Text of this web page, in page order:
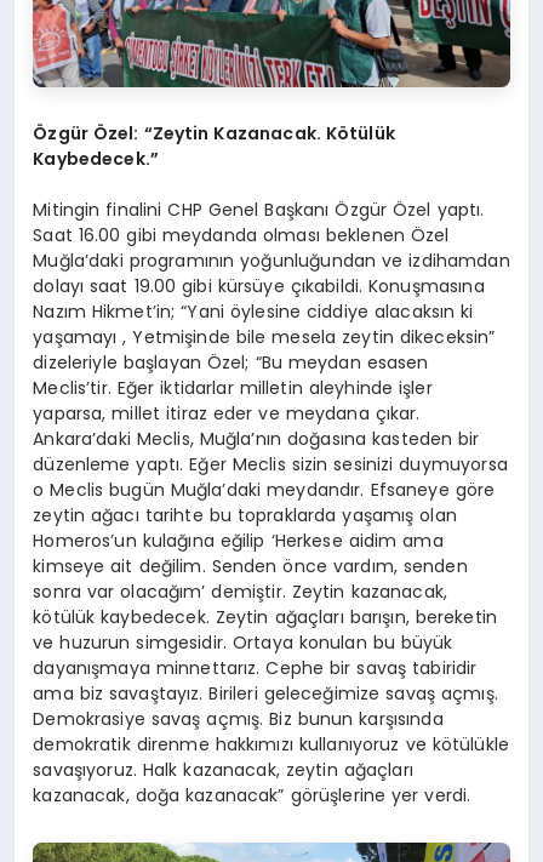
Özgür Özel: “Zeytin Kazanacak. Kötülük
Kaybedecek.”
Mitingin finalini CHP Genel Başkanı Özgür Özel yaptı.
Saat 16.00 gibi meydanda olması beklenen Özel
Muğla’daki programının yoğunluğundan ve izdihamdan
dolayı saat 19.00 gibi kürsüye çıkabildi. Konuşmasına
Nazım Hikmet’in; “Yani öylesine ciddiye alacaksın ki
yaşamayı , Yetmişinde bile mesela zeytin dikeceksin”
dizeleriyle başlayan Özel; “Bu meydan esasen
Meclis’tir. Eğer iktidarlar milletin aleyhinde işler
yaparsa, millet itiraz eder ve meydana çıkar.
Ankara’daki Meclis, Muğla’nın doğasına kasteden bir
düzenleme yaptı. Eğer Meclis sizin sesinizi duymuyorsa
o Meclis bugün Muğla’daki meydandır. Efsaneye göre
zeytin ağacı tarihte bu topraklarda yaşamış olan
Homeros’un kulağına eğilip ‘Herkese aidim ama
kimseye ait değilim. Senden önce vardım, senden
sonra var olacağım’ demiştir. Zeytin kazanacak,
kötülük kaybedecek. Zeytin ağaçları barışın, bereketin
ve huzurun simgesidir. Ortaya konulan bu büyük
dayanışmaya minnettarız. Cephe bir savaş tabiridir
ama biz savaştayız. Birileri geleceğimize savaş açmış.
Demokrasiye savaş açmış. Biz bunun karşısında
demokratik direnme hakkımızı kullanıyoruz ve kötülükle
savaşıyoruz. Halk kazanacak, zeytin ağaçları
kazanacak, doğa kazanacak” görüşlerine yer verdi.